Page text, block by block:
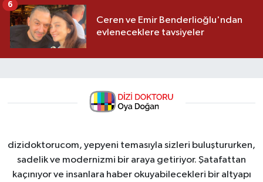
Ceren ve Emir Benderlioğlu'ndan
evleneceklere tavsiyeler
6
dizidoktorucom, yepyeni temasıyla sizleri buluştururken,
sadelik ve modernizmi bir araya getiriyor. Şatafattan
kaçınıyor ve insanlara haber okuyabilecekleri bir altyapı